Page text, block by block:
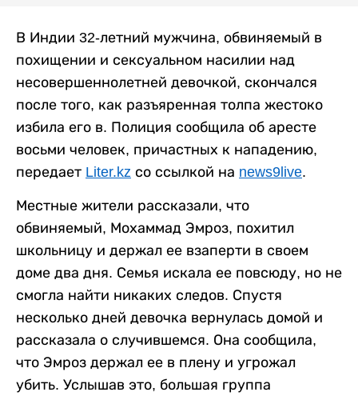
В Индии 32-летний мужчина, обвиняемый в
похищении и сексуальном насилии над
несовершеннолетней девочкой, скончался
после того, как разъяренная толпа жестоко
избила его в. Полиция сообщила об аресте
восьми человек, причастных к нападению,
передает Liter.kz со ссылкой на news9live.
Местные жители рассказали, что
обвиняемый, Мохаммад Эмроз, похитил
школьницу и держал ее взаперти в своем
доме два дня. Семья искала ее повсюду, но не
смогла найти никаких следов. Спустя
несколько дней девочка вернулась домой и
рассказала о случившемся. Она сообщила,
что Эмроз держал ее в плену и угрожал
убить. Услышав это, большая группа